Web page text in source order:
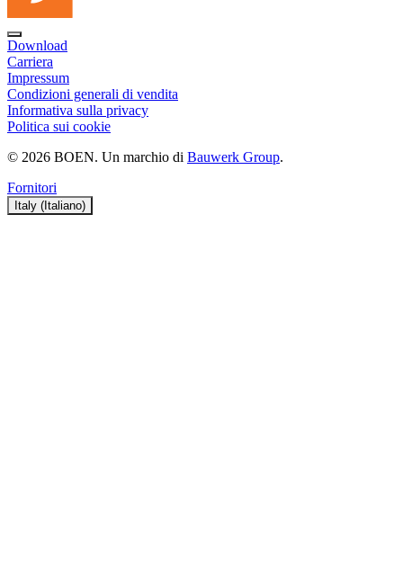
Download
Carriera
Impressum
Condizioni generali di vendita
Informativa sulla privacy
Politica sui cookie
© 2026 BOEN. Un marchio di Bauwerk Group.
Fornitori
Italy (Italiano)